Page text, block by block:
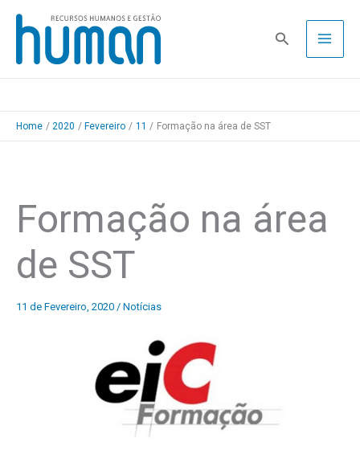
Skip
content
Pesquisa
Home 2020 Fevereiro 11 Formação na área de SST
Formação na área
de SST
11 de Fevereiro, 2020 / Notícias